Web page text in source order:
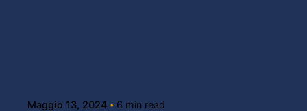
Maggio 13, 2024 6 min read